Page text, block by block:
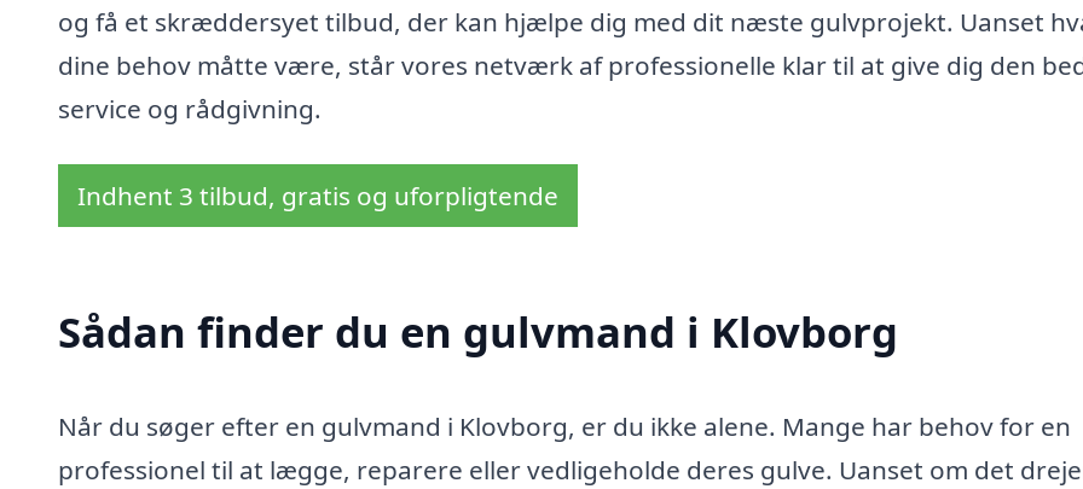
og få et skræddersyet tilbud, der kan hjælpe dig med dit næste gulvprojekt. Uanset
dine behov måtte være, står vores netværk af professionelle klar til at give dig den
service og rådgivning.
Indhent 3 tilbud, gratis og uforpligtende
Sådan finder du en gulvmand i Klovborg
Når du søger efter en gulvmand i Klovborg, er du ikke alene. Mange har behov for en
professionel til at lægge, reparere eller vedligeholde deres gulve. Uanset om det